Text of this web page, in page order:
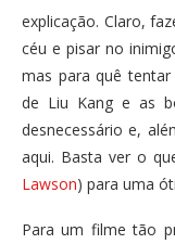
explicação. Claro,
céu e pisar no
mas para quê
de Liu Kang e as
desnecessário e,
aqui. Basta ver o
Lawson) para uma
Para um filme tão